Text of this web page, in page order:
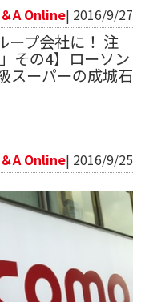
A Online| 2016/9/27
ープ会社に！ 注
その4】ローソン
スーパーの成城石
A Online| 2016/9/25